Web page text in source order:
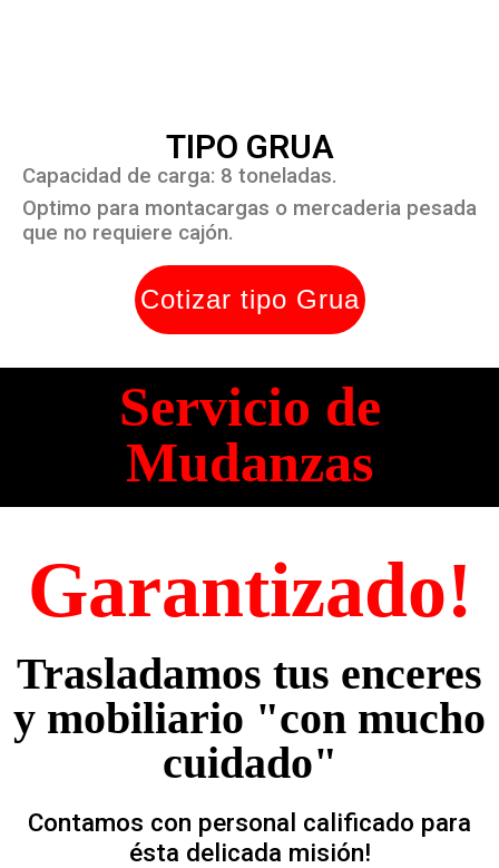
TIPO GRUA
Capacidad de carga: 8 toneladas.
Optimo para montacargas o mercaderia pesada
que no requiere cajón.
Cotizar tipo Grua
Servicio de
Mudanzas
Garantizado!
Trasladamos tus enceres
y mobiliario "con mucho
cuidado"
Contamos con personal calificado para
ésta delicada misión!